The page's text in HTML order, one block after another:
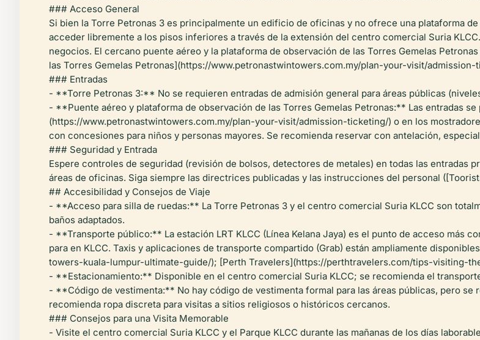
### Acceso General
Si bien la Torre Petronas 3 es principalmente un edificio de oficinas y no ofrece una plataforma
acceder libremente a los pisos inferiores a través de la extensión del centro comercial Suria
negocios. El cercano puente aéreo y la plataforma de observación de las Torres Gemelas
las Torres Gemelas Petronas](https://www.petronastwintowers.com.my/plan-your-visit/admission-
### Entradas
- **Torre Petronas 3:** No se requieren entradas de admisión general para áreas públicas
- **Puente aéreo y plataforma de observación de las Torres Gemelas Petronas:** Las entradas
(https://www.petronastwintowers.com.my/plan-your-visit/admission-ticketing/) o en los
con concesiones para niños y personas mayores. Se recomienda reservar con antelación,
### Seguridad y Entrada
Espere controles de seguridad (revisión de bolsos, detectores de metales) en todas las entradas
áreas de oficinas. Siga siempre las directrices publicadas y las instrucciones del personal
## Accesibilidad y Consejos de Viaje
- **Acceso para silla de ruedas:** La Torre Petronas 3 y el centro comercial Suria KLCC son
baños adaptados.
- **Transporte público:** La estación LRT KLCC (Línea Kelana Jaya) es el punto de acceso más
para en KLCC. Taxis y aplicaciones de transporte compartido (Grab) están ampliamente
towers-kuala-lumpur-ultimate-guide/); [Perth Travelers](https://perthtravelers.com/tips-visiting-
- **Estacionamiento:** Disponible en el centro comercial Suria KLCC; se recomienda el
- **Código de vestimenta:** No hay código de vestimenta formal para las áreas públicas, pero se
recomienda ropa discreta para visitas a sitios religiosos o históricos cercanos.
### Consejos para una Visita Memorable
- Visite el centro comercial Suria KLCC y el Parque KLCC durante las mañanas de los días